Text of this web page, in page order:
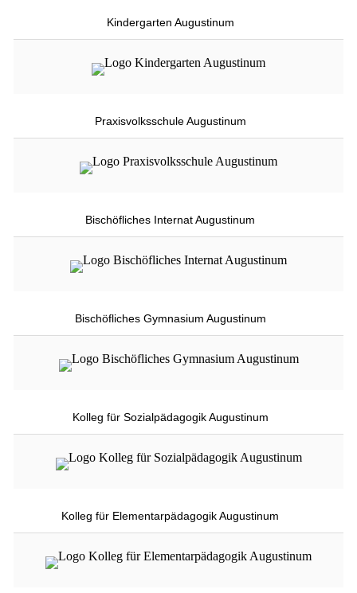
Kindergarten Augustinum
Praxisvolksschule Augustinum
Bischöfliches Internat Augustinum
Bischöfliches Gymnasium Augustinum
Kolleg für Sozialpädagogik Augustinum
Kolleg für Elementarpädagogik Augustinum